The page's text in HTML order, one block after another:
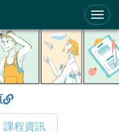
課程資訊